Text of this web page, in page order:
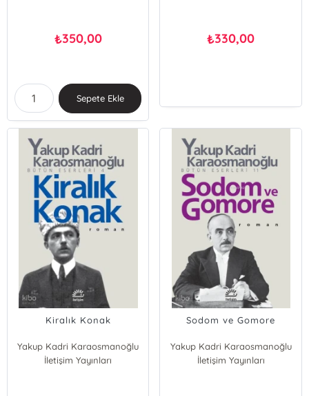
₺350,00
Sepete Ekle
₺330,00
Kiralık Konak
Yakup Kadri Karaosmanoğlu
İletişim Yayınları
Sodom ve Gomore
Yakup Kadri Karaosmanoğlu
İletişim Yayınları